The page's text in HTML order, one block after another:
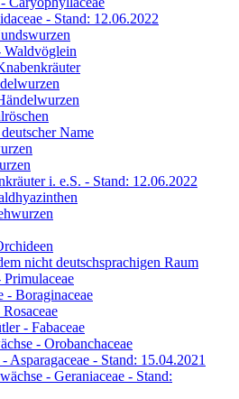
- Stand: 12.06.2022
Waldvöglein
Name
i. e.S. - Stand: 12.06.2022
nicht deutschsprachigen Raum
- Boraginaceae
- Fabaceae
- Orobanchaceae
Asparagaceae - Stand: 15.04.2021
- Geraniaceae - Stand: